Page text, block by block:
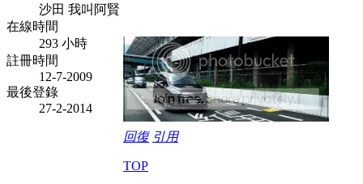
沙田 我叫阿賢
在線時間
293 小時
註冊時間
12-7-2009
最後登錄
27-2-2014
回復 引用
TOP